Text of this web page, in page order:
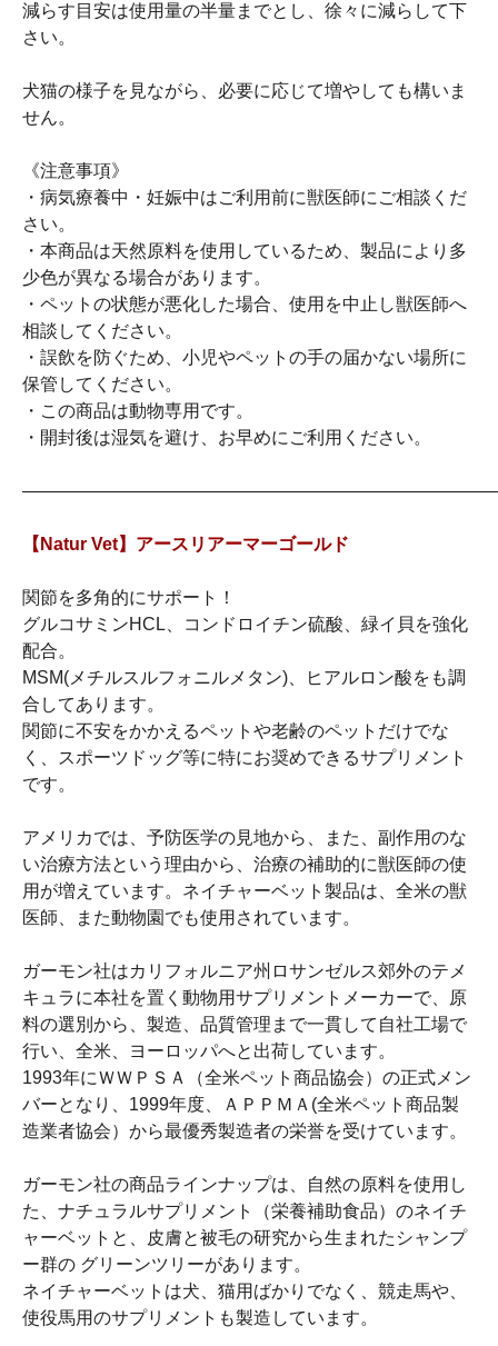
減らす目安は使用量の半量までとし、徐々に減らして下
さい。
犬猫の様子を見ながら、必要に応じて増やしても構いま
せん。
《注意事項》
・病気療養中・妊娠中はご利用前に獣医師にご相談くだ
さい。
・本商品は天然原料を使用しているため、製品により多
少色が異なる場合があります。
・ペットの状態が悪化した場合、使用を中止し獣医師へ
相談してください。
・誤飲を防ぐため、小児やペットの手の届かない場所に
保管してください。
・この商品は動物専用です。
・開封後は湿気を避け、お早めにご利用ください。
【Natur Vet】アースリアーマーゴールド
関節を多角的にサポート！
グルコサミンHCL、コンドロイチン硫酸、緑イ貝を強化
配合。
MSM(メチルスルフォニルメタン)、ヒアルロン酸をも調
合してあります。
関節に不安をかかえるペットや老齢のペットだけでな
く、スポーツドッグ等に特にお奨めできるサプリメント
です。
アメリカでは、予防医学の見地から、また、副作用のな
い治療方法という理由から、治療の補助的に獣医師の使
用が増えています。ネイチャーベット製品は、全米の獣
医師、また動物園でも使用されています。
ガーモン社はカリフォルニア州ロサンゼルス郊外のテメ
キュラに本社を置く動物用サプリメントメーカーで、原
料の選別から、製造、品質管理まで一貫して自社工場で
行い、全米、ヨーロッパへと出荷しています。
1993年にＷＷＰＳＡ（全米ペット商品協会）の正式メン
バーとなり、1999年度、ＡＰＰＭＡ(全米ペット商品製
造業者協会）から最優秀製造者の栄誉を受けています。
ガーモン社の商品ラインナップは、自然の原料を使用し
た、ナチュラルサプリメント（栄養補助食品）のネイチ
ャーベットと、皮膚と被毛の研究から生まれたシャンプ
ー群の グリーンツリーがあります。
ネイチャーベットは犬、猫用ばかりでなく、競走馬や、
使役馬用のサプリメントも製造しています。